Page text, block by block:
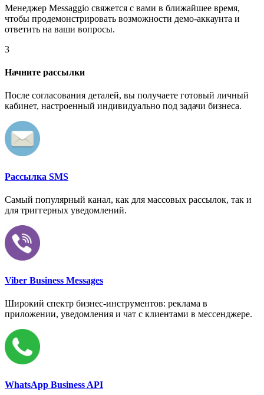
Менеджер Messaggio свяжется с вами в ближайшее время,
чтобы продемонстрировать возможности демо-аккаунта и
ответить на ваши вопросы.
3
Начните рассылки
После согласования деталей, вы получаете готовый личный
кабинет, настроенный индивидуально под задачи бизнеса.
Рассылка SMS
Самый популярный канал, как для массовых рассылок, так и
для триггерных уведомлений.
Viber Business Messages
Широкий спектр бизнес-инструментов: реклама в
приложении, уведомления и чат с клиентами в мессенджере.
WhatsApp Business API